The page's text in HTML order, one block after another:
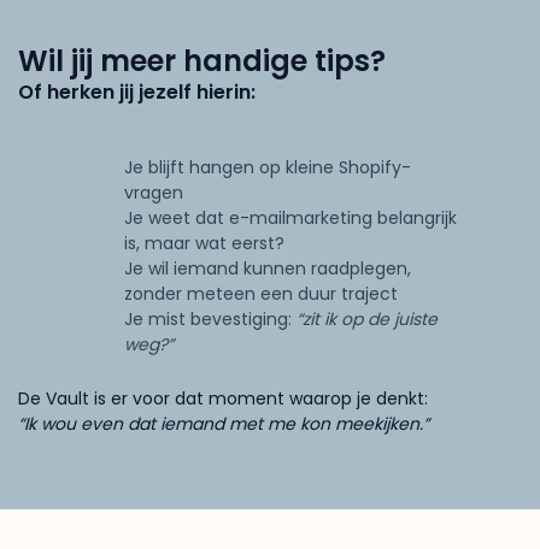
Wil jij meer handige tips?
Of herken jij jezelf hierin:
Je blijft hangen op kleine Shopify-
vragen
Je weet dat e-mailmarketing belangrijk
is, maar wat eerst?
Je wil iemand kunnen raadplegen,
zonder meteen een duur traject
Je mist bevestiging: “zit ik op de juiste
weg?”
De Vault is er voor dat moment waarop je denkt:
“Ik wou even dat iemand met me kon meekijken.”